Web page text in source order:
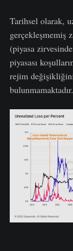
Tarihsel olarak,
gerçekleşmemiş
(piyasa
piyasası
rejim
bulunmamaktadır.